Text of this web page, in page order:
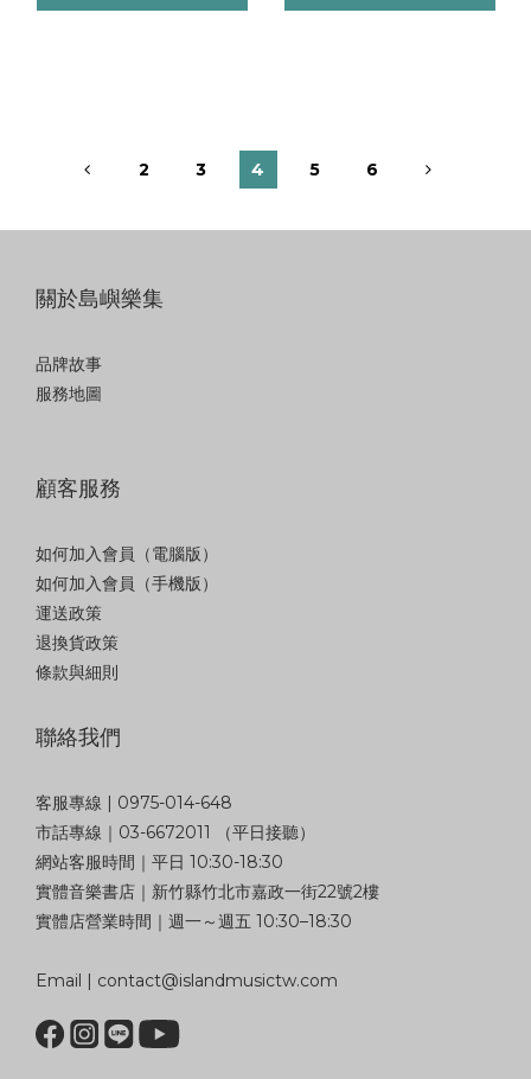
2 3 4 5 6
關於島嶼樂集
品牌故事
服務地圖
顧客服務
如何加入會員（電腦版）
如何加入會員（手機版）
運送政策
退換貨政策
條款與細則
聯絡我們
客服專線 | 0975-014-648
市話專線｜03-6672011 （平日接聽）
網站客服時間｜平日 10:30-18:30
實體音樂書店｜新竹縣竹北市嘉政一街22號2樓
實體店營業時間｜週一～週五 10:30–18:30
Email | contact@islandmusictw.com